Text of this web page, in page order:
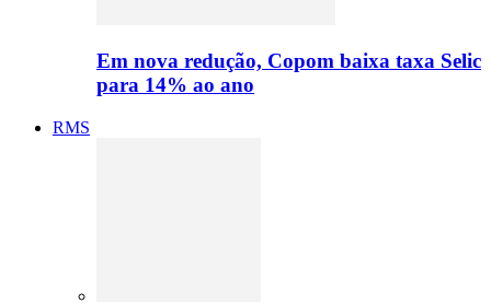
Em nova redução, Copom baixa taxa Selic
para 14% ao ano
RMS